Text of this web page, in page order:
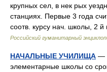
крупных сел, в нек рых
станциях. Первые 3 года
соотв. курсу нач. школы, 2
Российский гуманитарный
НАЧАЛЬНЫЕ УЧИЛИЩА —
элементарные школы со